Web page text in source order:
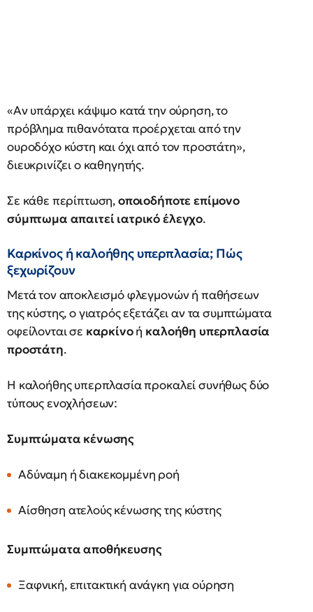
«Αν υπάρχει κάψιμο κατά την ούρηση, το
πρόβλημα πιθανότατα προέρχεται από την
ουροδόχο κύστη και όχι από τον προστάτη»,
διευκρινίζει ο καθηγητής.
Σε κάθε περίπτωση,οποιοδήποτε επίμονο
σύμπτωμα απαιτεί ιατρικό έλεγχο.
Καρκίνος ή καλοήθης υπερπλασία; Πώς
ξεχωρίζουν
Μετά τον αποκλεισμό φλεγμονών ή παθήσεων
της κύστης, ο γιατρός εξετάζει αν τα συμπτώματα
οφείλονται σε καρκίνοή καλοήθη υπερπλασία
προστάτη.
Η καλοήθης υπερπλασία προκαλεί συνήθως δύο
τύπους ενοχλήσεων:
Συμπτώματα κένωσης
Αδύναμη ή διακεκομμένη ροή
Αίσθηση ατελούς κένωσης της κύστης
Συμπτώματα αποθήκευσης
Ξαφνική, επιτακτική ανάγκη για ούρηση